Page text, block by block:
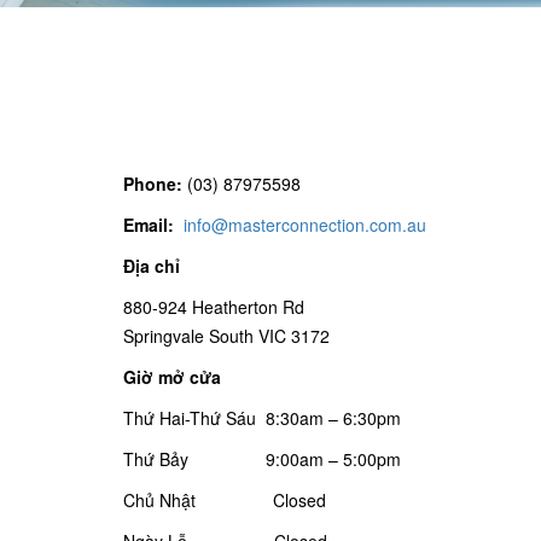
Phone: (03) 87975598
Email: info@masterconnection.com.au
Địa chỉ
880-924 Heatherton Rd
Springvale South VIC 3172
Giờ mở cửa
Thứ Hai-Thứ Sáu 8:30am – 6:30pm
Thứ Bảy 9:00am – 5:00pm
Chủ Nhật Closed